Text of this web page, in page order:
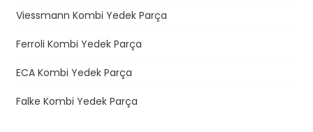
ıViessmann Kombi Yedek Parça
Ferroli Kombi Yedek Parça
ECA Kombi Yedek Parça
Falke Kombi Yedek Parça